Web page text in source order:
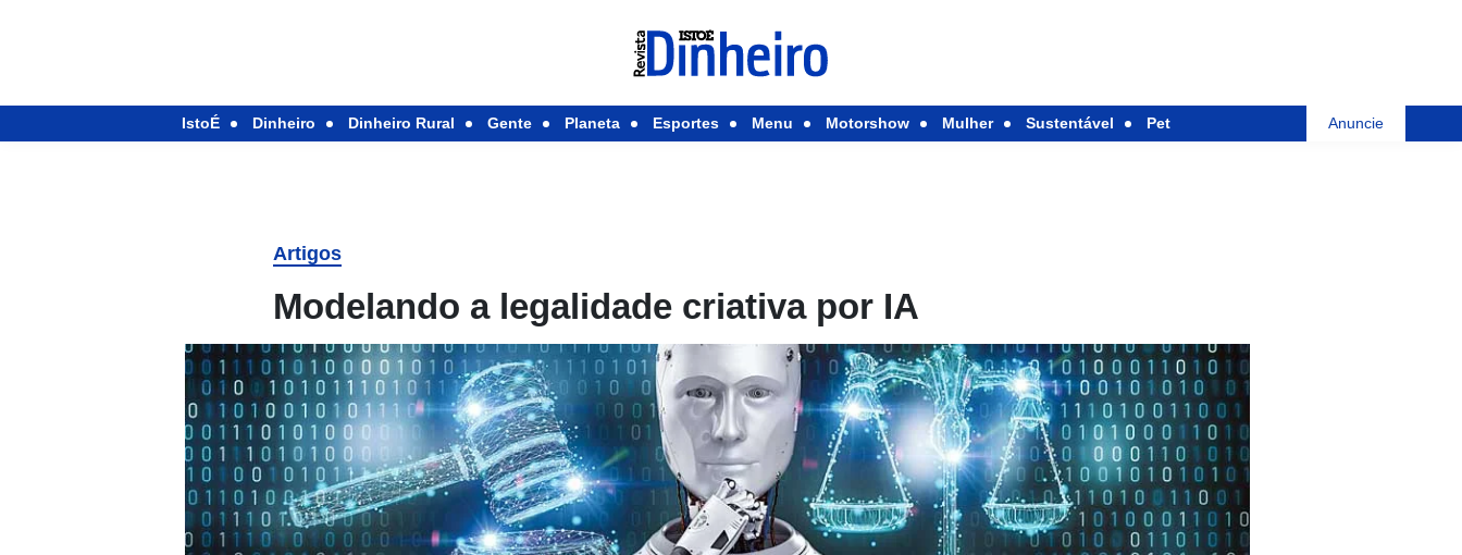
IstoÉ Dinheiro Dinheiro Rural Gente Planeta Esportes Menu Motorshow Mulher Sustentável Pet Anuncie
Artigos
Modelando a legalidade criativa por IA